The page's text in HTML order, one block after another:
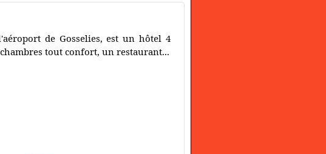
de Gosselies, est un hôtel 4
tout confort, un restaurant...